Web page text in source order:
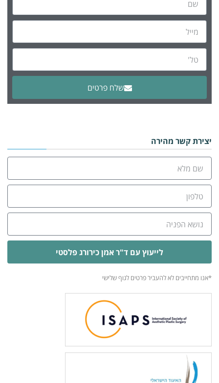
שלח פרטים
Alternative:
יצירת קשר מהירה
לייעוץ עם ד"ר אמן כירורג פלסטי
*אנו מתחייבים לא להעביר פרטים לגוף שלישי